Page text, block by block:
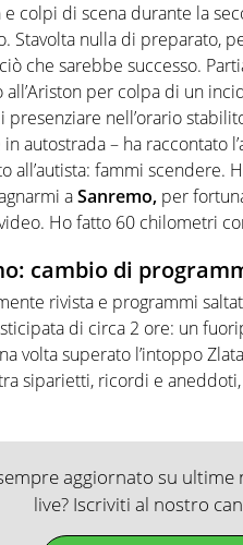
e colpi di scena durante la
Stavolta nulla di preparato,
che sarebbe successo.
per colpa di un
nell’orario
in autostrada – ha raccontato
all’autista: fammi scendere.
aSanremo, per
Ho fatto 60 chilometri
cambio di
rivista e programmi
di circa 2 ore: un
volta superato l’intoppo
siparietti, ricordi e
aggiornato su
live? Iscriviti al nostro